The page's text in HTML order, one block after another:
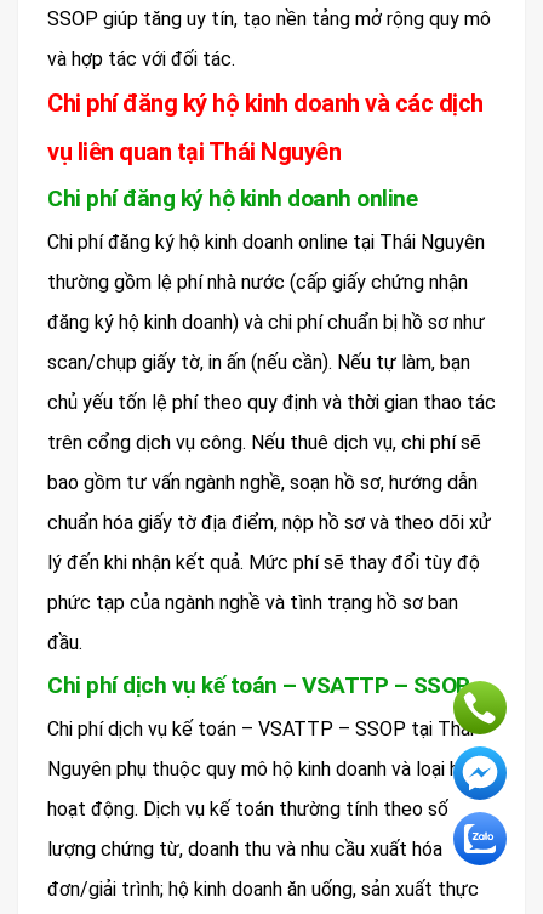
SSOP giúp tăng uy tín, tạo nền tảng mở rộng quy mô
và hợp tác với đối tác.
Chi phí đăng ký hộ kinh doanh và các dịch
vụ liên quan tại Thái Nguyên
Chi phí đăng ký hộ kinh doanh online
Chi phí đăng ký hộ kinh doanh online tại Thái Nguyên
thường gồm lệ phí nhà nước (cấp giấy chứng nhận
đăng ký hộ kinh doanh) và chi phí chuẩn bị hồ sơ như
scan/chụp giấy tờ, in ấn (nếu cần). Nếu tự làm, bạn
chủ yếu tốn lệ phí theo quy định và thời gian thao tác
trên cổng dịch vụ công. Nếu thuê dịch vụ, chi phí sẽ
bao gồm tư vấn ngành nghề, soạn hồ sơ, hướng dẫn
chuẩn hóa giấy tờ địa điểm, nộp hồ sơ và theo dõi xử
lý đến khi nhận kết quả. Mức phí sẽ thay đổi tùy độ
phức tạp của ngành nghề và tình trạng hồ sơ ban
đầu.
Chi phí dịch vụ kế toán – VSATTP – SSOP
Chi phí dịch vụ kế toán – VSATTP – SSOP tại Thái
Nguyên phụ thuộc quy mô hộ kinh doanh và loại hình
hoạt động. Dịch vụ kế toán thường tính theo số
lượng chứng từ, doanh thu và nhu cầu xuất hóa
đơn/giải trình; hộ kinh doanh ăn uống, sản xuất thực